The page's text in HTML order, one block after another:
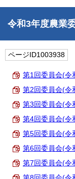
令和3年度農業
ページID1003938
第1回委員会(令
第2回委員会(令
第3回委員会(令
第4回委員会(令
第5回委員会(令
第6回委員会(令
第7回委員会(令